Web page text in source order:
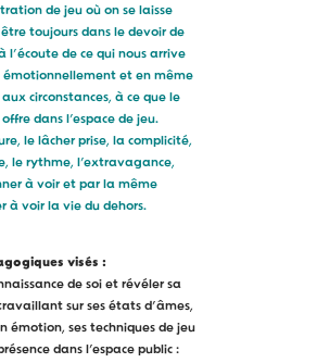
de jeu où on se laisse
toujours dans le devoir de
l’écoute de ce qui nous arrive
émotionnellement et en même
circonstances, à ce que le
dans l’espace de jeu.
le lâcher prise, la complicité,
le rythme, l’extravagance,
à voir et par la même
à voir la vie du dehors.
visés :
de soi et révéler sa
sur ses états d’âmes,
émotion, ses techniques de jeu
dans l’espace public :